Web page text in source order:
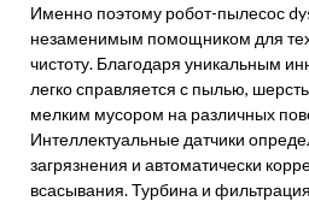
Именно поэтому робот-пылесос
незаменимым помощником для
чистоту. Благодаря уникальным
легко справляется с пылью,
мелким мусором на различных
Интеллектуальные датчики
загрязнения и автоматически
всасывания. Турбина и